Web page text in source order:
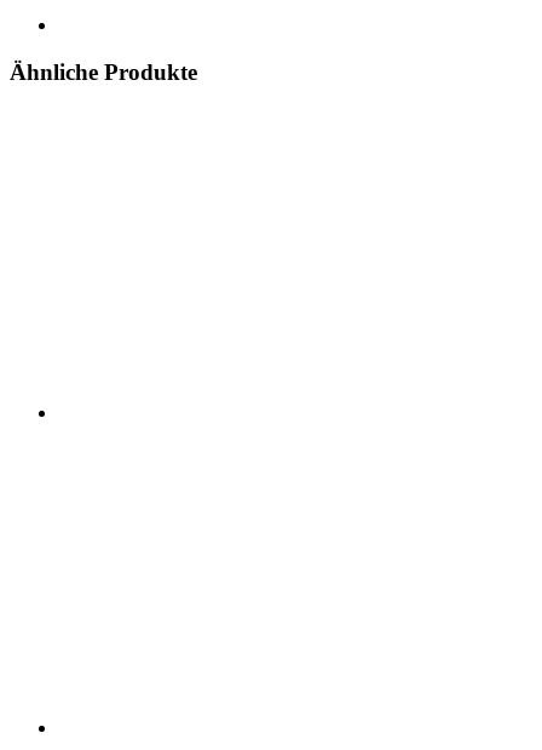
Ähnliche Produkte